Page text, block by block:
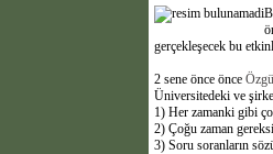
gerçekleşecek bu
2 sene önce önce
Üniversitedeki ve
1) Her zamanki gibi
2) Çoğu zaman
3) Soru soranların